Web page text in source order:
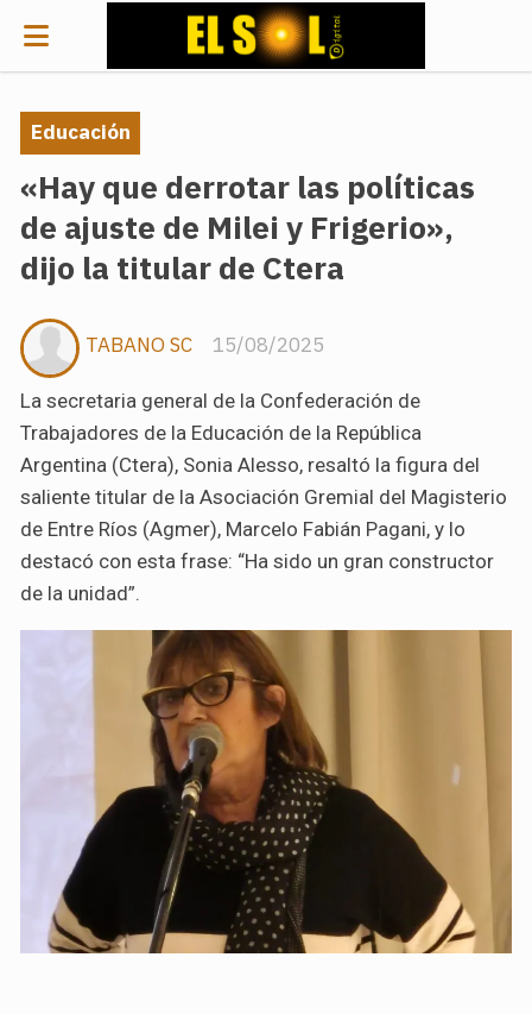
«Hay que derrotar las políticas
de ajuste de Milei y Frigerio»,
dijo la titular de Ctera
La secretaria general de la Confederación de
Trabajadores de la Educación de la República
Argentina (Ctera), Sonia Alesso, resaltó la figura del
saliente titular de la Asociación Gremial del Magisterio
de Entre Ríos (Agmer), Marcelo Fabián Pagani, y lo
destacó con esta frase: “Ha sido un gran constructor
de la unidad”.
Educación
15/08/2025
TABANO SC